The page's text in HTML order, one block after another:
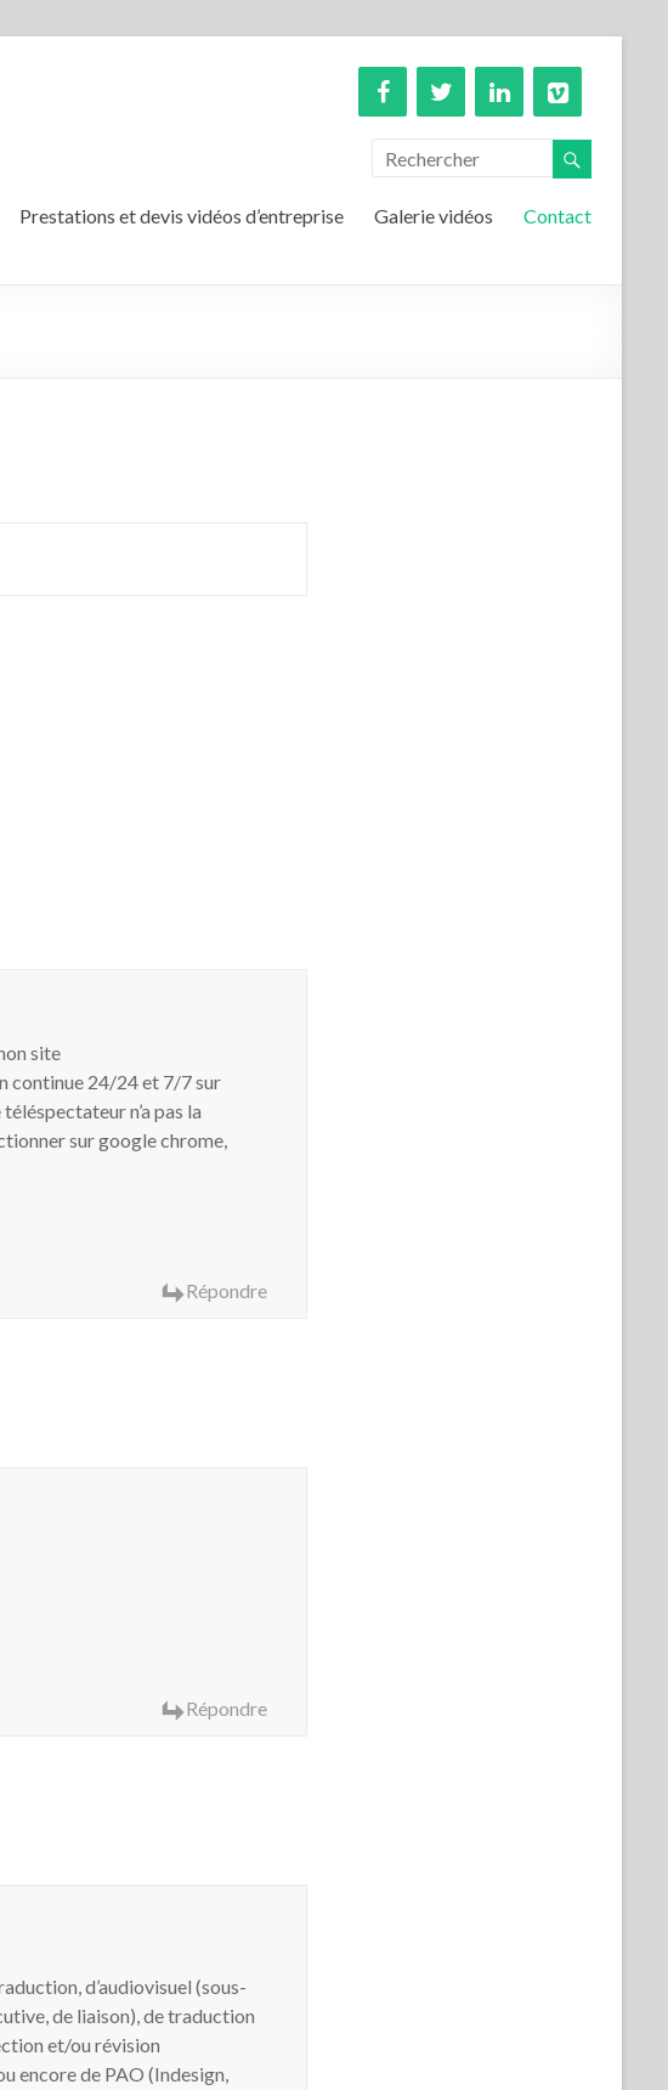
Prestations et devis vidéos d’entreprise Galerie vidéos Contact
site
continue 24/24 et 7/7 sur
téléspectateur n’a pas la
sur google chrome,
Répondre
Répondre
d’audiovisuel (sous-
de liaison), de traduction
et/ou révision
encore de PAO (Indesign,